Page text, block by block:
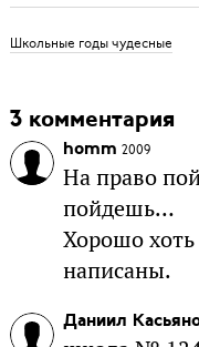
Школьные годы чудесные
3 комментария
homm 2009
На право
пойдешь…
Хорошо
написаны.
Даниил